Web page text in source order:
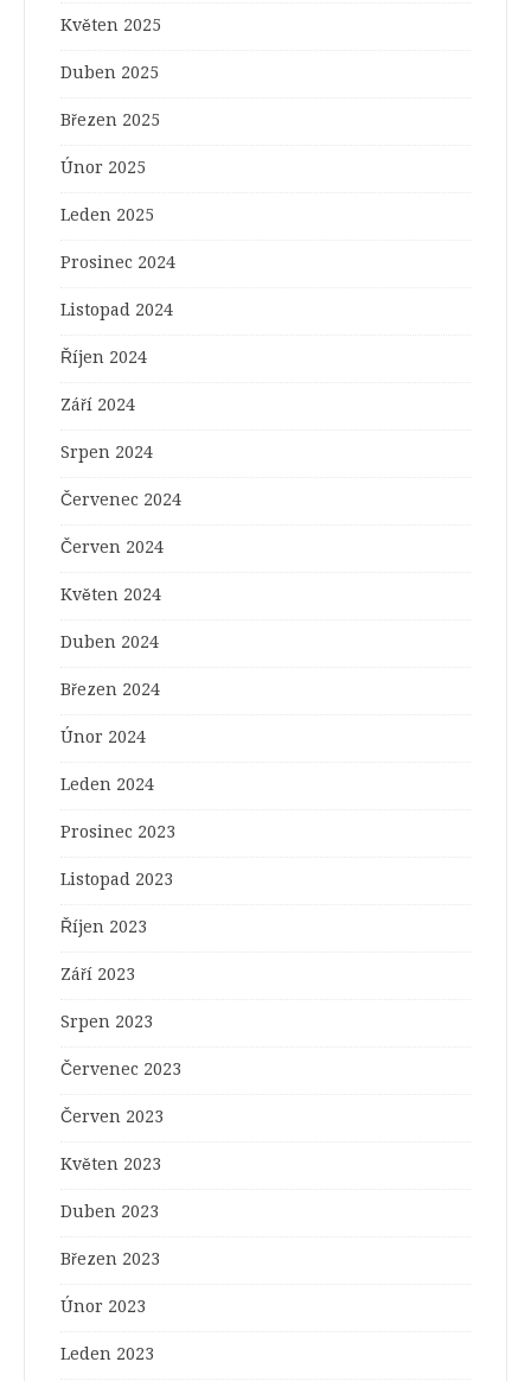
Květen 2025
Duben 2025
Březen 2025
Únor 2025
Leden 2025
Prosinec 2024
Listopad 2024
Říjen 2024
Září 2024
Srpen 2024
Červenec 2024
Červen 2024
Květen 2024
Duben 2024
Březen 2024
Únor 2024
Leden 2024
Prosinec 2023
Listopad 2023
Říjen 2023
Září 2023
Srpen 2023
Červenec 2023
Červen 2023
Květen 2023
Duben 2023
Březen 2023
Únor 2023
Leden 2023